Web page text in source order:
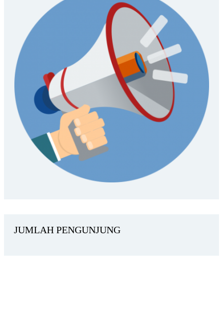
JUMLAH PENGUNJUNG